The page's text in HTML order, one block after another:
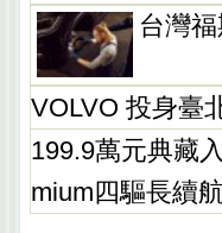
台灣
VOLVO 投身臺
199.9萬元典藏
mium四驅長續